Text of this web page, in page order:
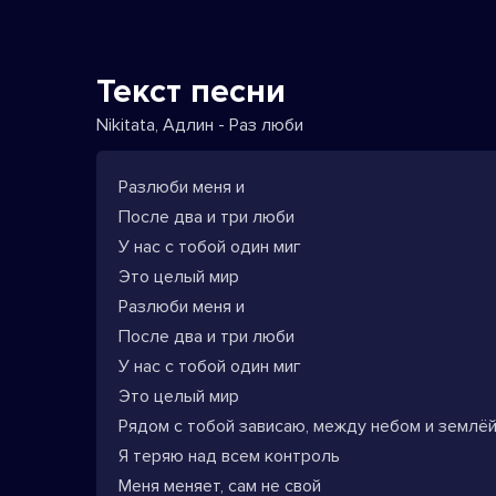
Текст песни
Nikitata, Адлин - Раз люби
Разлюби меня и
После два и три люби
У нас с тобой один миг
Это целый мир
Разлюби меня и
После два и три люби
У нас с тобой один миг
Это целый мир
Рядом с тобой зависаю, между небом и землёй
Я теряю над всем контроль
Меня меняет, сам не свой